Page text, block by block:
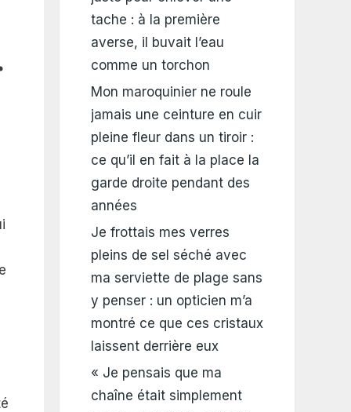
tache : à la première
averse, il buvait l’eau
comme un torchon
Mon maroquinier ne roule
jamais une ceinture en cuir
pleine fleur dans un tiroir :
ce qu’il en fait à la place la
garde droite pendant des
années
Je frottais mes verres
pleins de sel séché avec
ma serviette de plage sans
y penser : un opticien m’a
montré ce que ces cristaux
laissent derrière eux
« Je pensais que ma
chaîne était simplement